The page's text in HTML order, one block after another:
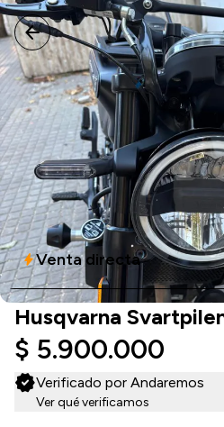
arrow_back
boltVenta directa
Husqvarna
$ 5.900.000
verifiedVerificado por Andaremos
Ver qué verificamos